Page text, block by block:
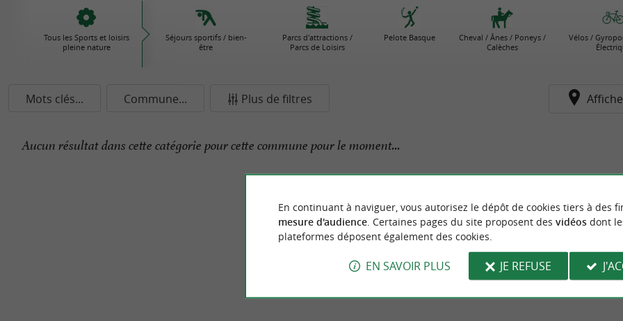
Tous les Sports et loisirs
pleine nature
Séjours sportifs / bien-
être
Parcs d'attractions /
Parcs de Loisirs
Pelote Basque
Cheval / Ânes / Poneys /
Calèches
Vélos /
Mots clés... Commune... Plus de filtres
Aucun résultat dans cette catégorie pour cette commune pour le moment...
En continuant à naviguer, vous autorisez le dépôt de cookies tiers à des
mesure d'audience. Certaines pages du site proposent des vidéosdont
plateformes déposent également des cookies.
EN SAVOIR PLUS JE REFUSE